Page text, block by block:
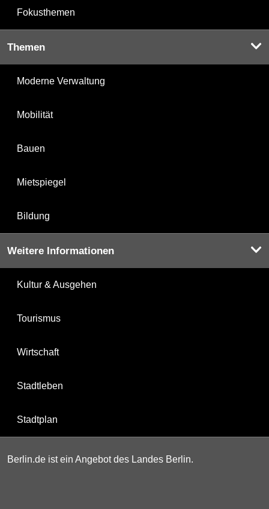
Fokusthemen
Themen
Moderne Verwaltung
Mobilität
Bauen
Mietspiegel
Bildung
Weitere Informationen
Kultur & Ausgehen
Tourismus
Wirtschaft
Stadtleben
Stadtplan
Berlin.de ist ein Angebot des Landes Berlin.